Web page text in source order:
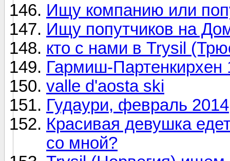
Ищу компанию или
Ищу попутчиков на
кто с нами в Trysil
Гармиш-Партенкирхен
valle d'aosta ski
Гудаури, февраль 2014
Красивая девушка
со мной?